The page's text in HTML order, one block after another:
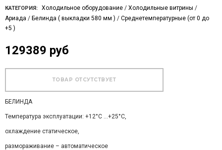
КАТЕГОРИЯ: Холодильное оборудование / Холодильные витрины /
Ариада / Белинда ( выкладки 580 мм ) / Среднетемпературные (от 0 до
+5 )
129389 руб
БЕЛИНДА
Температура эксплуатации: +12°С …+25°С,
охлаждение статическое,
размораживание – автоматическое